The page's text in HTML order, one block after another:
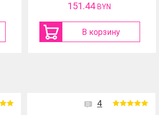
117.01 BYN
В корзину
4